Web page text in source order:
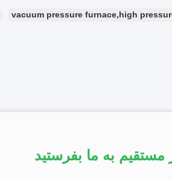
vacuum pressure furnace,high
به ما بفرستید